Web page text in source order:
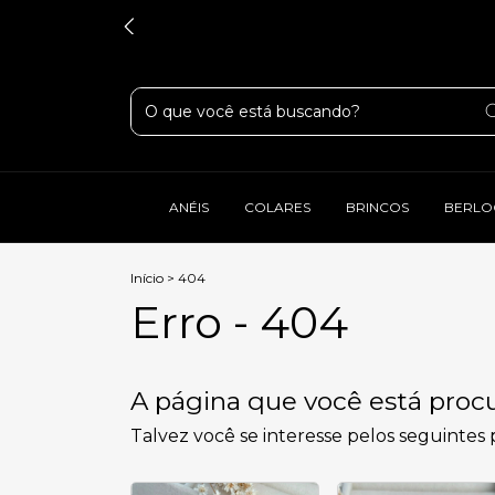
ANÉIS COLARES BRINCOS
Início > 404
Erro - 404
A página que você está
Talvez você se interesse pelos seguintes